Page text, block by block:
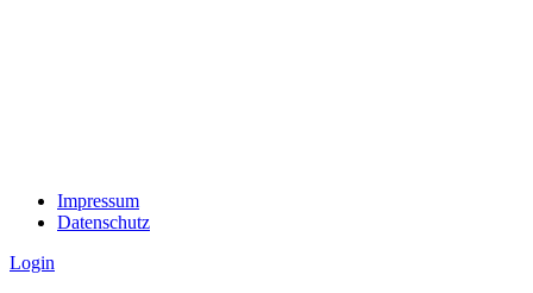
Impressum
Datenschutz
Login